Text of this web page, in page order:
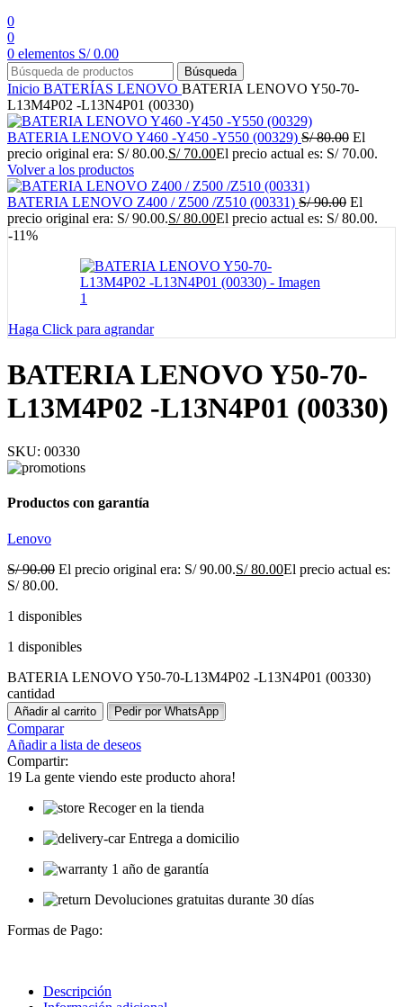
0
0
0 elementos S/0.00
Búsqueda
Inicio BATERÍAS LENOVO BATERIA LENOVO Y50-70-
L13M4P02 -L13N4P01 (00330)
BATERIA LENOVO Y460 -Y450 -Y550 (00329) S/80.00 El
precio original era: S/ 80.00.S/70.00El precio actual es: S/ 70.00.
Volver a los productos
BATERIA LENOVO Z400 / Z500 /Z510 (00331) S/90.00 El
precio original era: S/ 90.00.S/80.00El precio actual es: S/ 80.00.
-11%
Haga Click para agrandar
BATERIA LENOVO Y50-70-
L13M4P02 -L13N4P01 (00330)
SKU: 00330
Productos con garantía
Lenovo
S/90.00 El precio original era: S/ 90.00.S/80.00El precio actual es:
S/ 80.00.
1 disponibles
1 disponibles
BATERIA LENOVO Y50-70-L13M4P02 -L13N4P01 (00330)
cantidad
Añadir al carrito Pedir por WhatsApp
Comparar
Añadir a lista de deseos
Compartir:
19 La gente viendo este producto ahora!
Recoger en la tienda
Entrega a domicilio
1 año de garantía
Devoluciones gratuitas durante 30 días
Formas de Pago:
Descripción